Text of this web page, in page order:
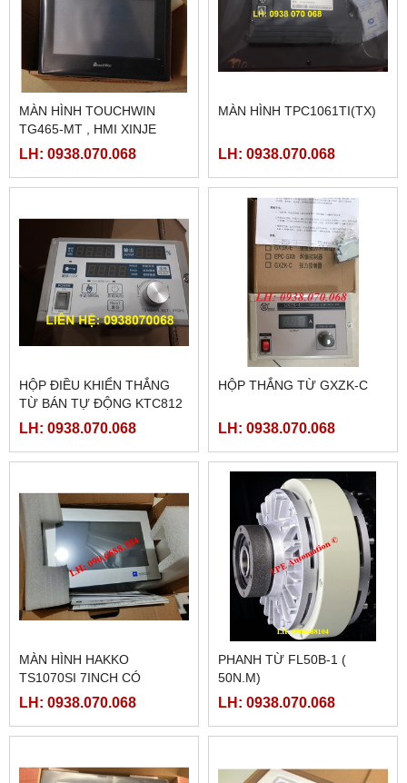
MÀN HÌNH TOUCHWIN
TG465-MT , HMI XINJE
TG465-MT
LH: 0938.070.068
MÀN HÌNH TPC1061TI(TX)
LH: 0938.070.068
HỘP ĐIỀU KHIỂN THẮNG
TỪ BÁN TỰ ĐỘNG KTC812
LH: 0938.070.068
HỘP THẮNG TỪ GXZK-C
LH: 0938.070.068
MÀN HÌNH HAKKO
TS1070SI 7INCH CÓ
ETHERNET
LH: 0938.070.068
PHANH TỪ FL50B-1 (
50N.M)
LH: 0938.070.068